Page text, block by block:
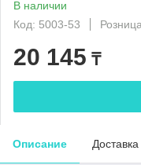
В наличии
Код: 5003-53
Розница
20 145 ₸
Описание Доставка